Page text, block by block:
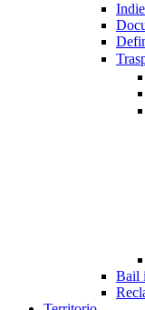
Bail